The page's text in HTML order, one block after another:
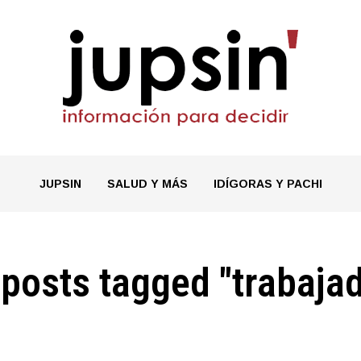
JUPSIN SALUD Y MÁS IDÍGORAS Y PACHI
tagged